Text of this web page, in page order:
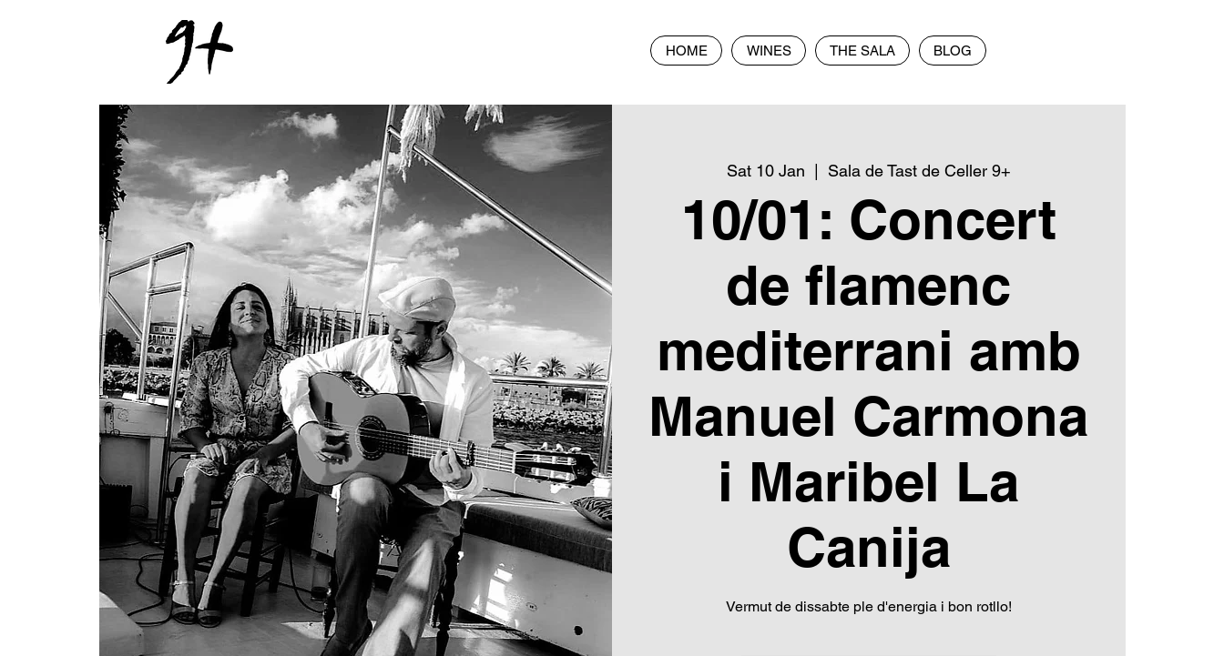
HOME WINES THE SALA BLOG
Sat 10 Jan Sala de Tast de Celler 9+
10/01: Concert
de flamenc
mediterrani amb
Manuel Carmona
i Maribel La
Canija
Vermut de dissabte ple d'energia i bon rotllo!